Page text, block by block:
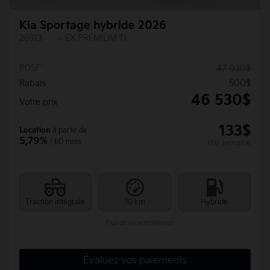
Kia Sportage hybride 2026
Rabais
500$
Votre prix
46 530$
Location à partir de
5,79% / 60 mois
133$
Traction intégrale 10 km Hybride
Évaluez vos paiements